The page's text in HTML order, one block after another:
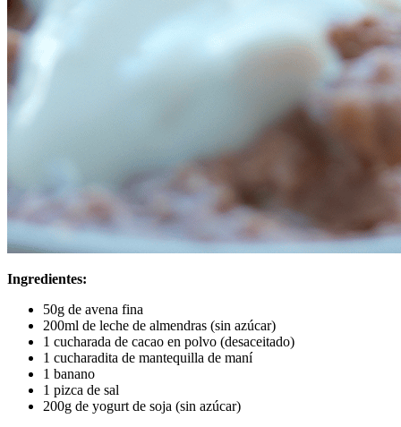
Ingredientes:
50g de avena fina
200ml de leche de almendras (sin azúcar)
1 cucharada de cacao en polvo (desaceitado)
1 cucharadita de mantequilla de maní
1 banano
1 pizca de sal
200g de yogurt de soja (sin azúcar)